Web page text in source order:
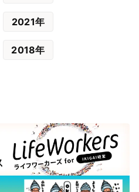
2021年
2018年